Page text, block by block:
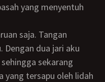
yang menyentuh
Dengan dua jari aku
sekarang
yang tersapu oleh lidah